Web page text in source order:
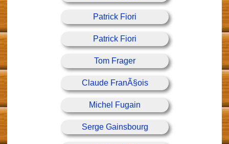
Patrick Fiori
Patrick Fiori
Tom Frager
Claude FranÃ§ois
Michel Fugain
Serge Gainsbourg